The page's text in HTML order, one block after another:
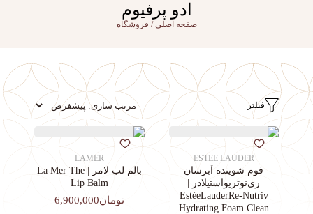
ادو پرفیوم
صفحه اصلی/ فروشگاه
فیلتر
ESTEE LAUDER
فوم شوینده آبرسان
ری‌نوتریواستیلادر |
EstéeLauderRe-Nutriv
Hydrating Foam Clean
LAMER
بالم لب لامر | La Mer The
Lip Balm
تومان6,900,000